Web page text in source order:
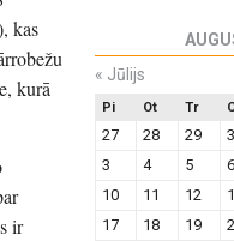
kas
kurā
ir
« Jūlijs
Pi Ot Tr
27 28 29
3
4 5 6
10
11 12
17
18 19